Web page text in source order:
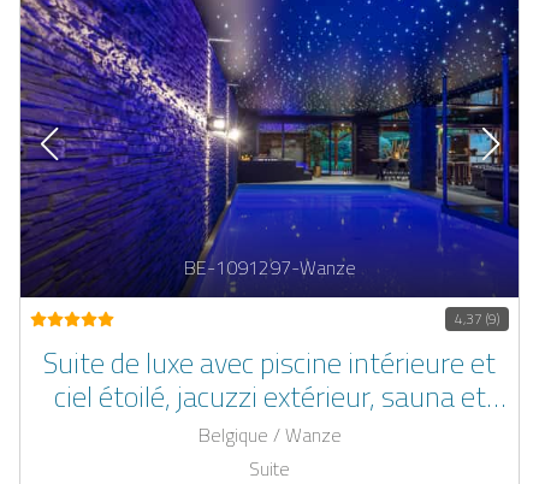
BE-1091297-Wanze
4,37 (9)
Suite de luxe avec piscine intérieure et
ciel étoilé, jacuzzi extérieur, sauna et
baignoire balnéo
Belgique / Wanze
Suite